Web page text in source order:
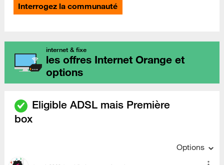
Interrogez la communauté
internet & fixe
les offres Internet Orange et
options
Eligible ADSL mais Première
box
Options